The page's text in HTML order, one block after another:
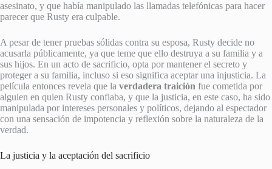
asesinato, y que había manipulado las llamadas telefónicas para hacer
parecer que Rusty era culpable.
A pesar de tener pruebas sólidas contra su esposa, Rusty decide no
acusarla públicamente, ya que teme que ello destruya a su familia y a
sus hijos. En un acto de sacrificio, opta por mantener el secreto y
proteger a su familia, incluso si eso significa aceptar una injusticia. La
película entonces revela que la verdadera traición fue cometida por
alguien en quien Rusty confiaba, y que la justicia, en este caso, ha sido
manipulada por intereses personales y políticos, dejando al espectador
con una sensación de impotencia y reflexión sobre la naturaleza de la
verdad.
La justicia y la aceptación del sacrificio